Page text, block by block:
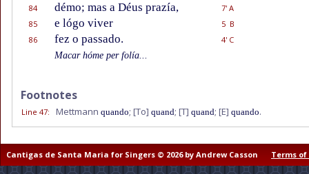
84
démo; mas a Déus prazía,
7' A
85
e lógo viver
5 B
86
fez o passado.
4' C
Macar hóme per folía...
Footnotes
Line 47: Mettmann quando; [To] quand; [T] quand; [E] quando.
Cantigas de Santa Maria for Singers © 2026 by Andrew Casson Terms of